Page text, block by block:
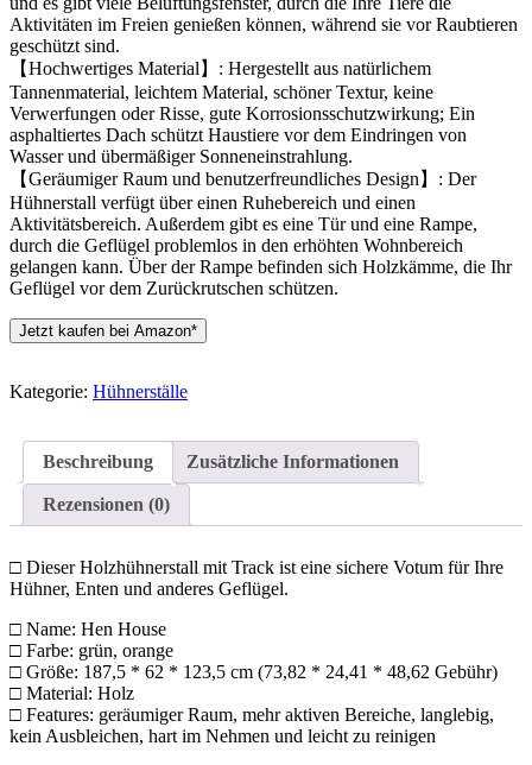
Aktivitäten im Freien genießen können, während sie vor Raubtieren
geschützt sind.
【Hochwertiges Material】: Hergestellt aus natürlichem
Tannenmaterial, leichtem Material, schöner Textur, keine
Verwerfungen oder Risse, gute Korrosionsschutzwirkung; Ein
asphaltiertes Dach schützt Haustiere vor dem Eindringen von
Wasser und übermäßiger Sonneneinstrahlung.
【Geräumiger Raum und benutzerfreundliches Design】: Der
Hühnerstall verfügt über einen Ruhebereich und einen
Aktivitätsbereich. Außerdem gibt es eine Tür und eine Rampe,
durch die Geflügel problemlos in den erhöhten Wohnbereich
gelangen kann. Über der Rampe befinden sich Holzkämme, die Ihr
Geflügel vor dem Zurückrutschen schützen.
Jetzt kaufen bei Amazon*
Kategorie: Hühnerställe
Beschreibung Zusätzliche Informationen
Rezensionen (0)
□ Dieser Holzhühnerstall mit Track ist eine sichere Votum für Ihre
Hühner, Enten und anderes Geflügel.
□ Name: Hen House
□ Farbe: grün, orange
□ Größe: 187,5 * 62 * 123,5 cm (73,82 * 24,41 * 48,62 Gebühr)
□ Material: Holz
□ Features: geräumiger Raum, mehr aktiven Bereiche, langlebig,
kein Ausbleichen, hart im Nehmen und leicht zu reinigen